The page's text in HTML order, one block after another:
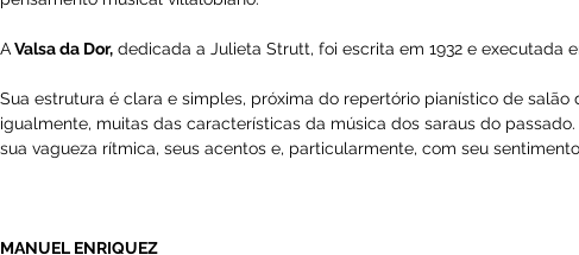
HEITOR VILLA-LOBOS